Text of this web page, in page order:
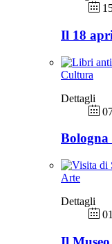
Il 18
Cultura
Dettagli
Bologna
Arte
Dettagli